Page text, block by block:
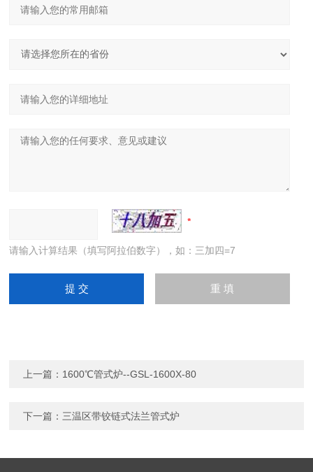
请输入计算结果（填写阿拉伯数字），如：三加四=7
上一篇： 1600℃管式炉--GSL-1600X-80
下一篇： 三温区带铰链式法兰管式炉